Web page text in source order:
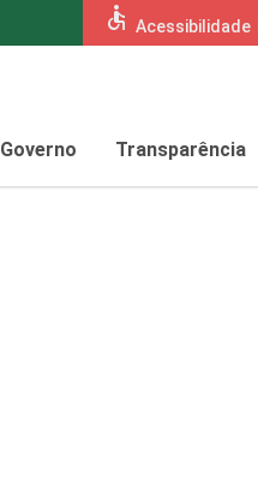
accessible Acessibilidade
Governo Transparência